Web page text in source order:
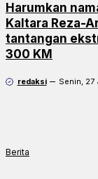
Harumkan
Kaltara Reza-
tantangan
300 KM
redaksi Senin,
Berita